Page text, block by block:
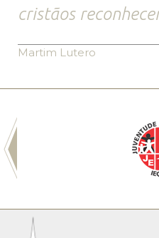
cristãos
Martim Lutero